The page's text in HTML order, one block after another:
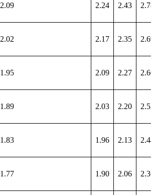
2.09 2.24 2.43 2.78
2.02 2.17 2.35 2.69
1.95 2.09 2.27 2.60
1.89 2.03 2.20 2.52
1.83 1.96 2.13 2.44
1.77 1.90 2.06 2.36